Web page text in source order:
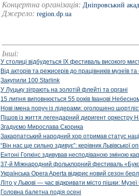
Концертна організація: Дніпровський
Джерело: region.dp.ua
Інші:
У столиці відбудеться IX фестиваль високого
Від акторів та режисерів до працівників музеїв
Закупили 100 Starlink
У Луцьку зіграють на золотій флейті та органі
15 липня виповнюється 55 років Іванові
Нові імена поруч із лідерами: оголошено
Пішов із життя легендарний диригент оркестру
Згадуємо Мирослава Скорика
Закарпатський народний хор отримав статус
“Він нас ще сильно здивує”: керівник
Ентоні Гопкінс здивував несподіваною зміною
37-й Міжнародний фольклорний фестиваль
Українська Opera Aperta відкриє новий сезон
Літо у Львові — час відкривати місто пішки:
Головна балетна подія осені